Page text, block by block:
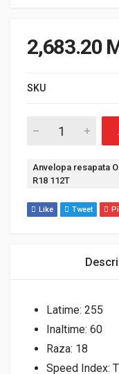
2,683.20
SKU
Cantitate Anvelopa
Etichetă:
Anvelopa resapata
R18 112T
Like Tweet
Latime: 255
Inaltime: 60
Raza: 18
Speed Index: T